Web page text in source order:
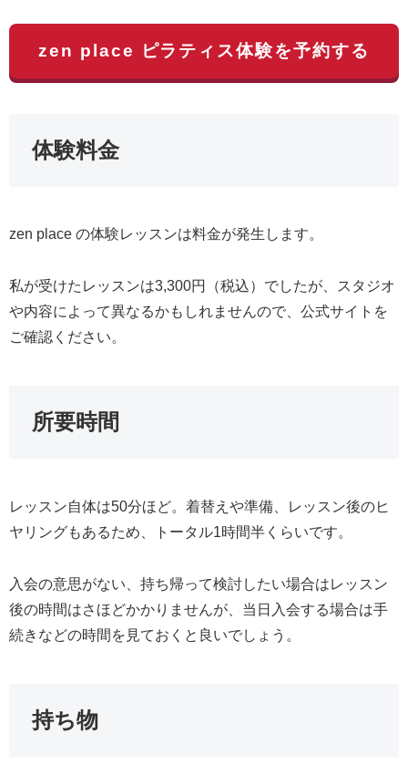
zen place ピラティス体験を予約する
体験料金
zen place の体験レッスンは料金が発生します。
私が受けたレッスンは3,300円（税込）でしたが、スタジオ
や内容によって異なるかもしれませんので、公式サイトを
ご確認ください。
所要時間
レッスン自体は50分ほど。着替えや準備、レッスン後のヒ
ヤリングもあるため、トータル1時間半くらいです。
入会の意思がない、持ち帰って検討したい場合はレッスン
後の時間はさほどかかりませんが、当日入会する場合は手
続きなどの時間を見ておくと良いでしょう。
持ち物